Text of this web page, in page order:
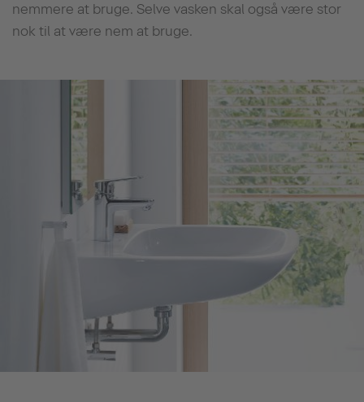
nemmere at bruge. Selve vasken skal også være stor
nok til at være nem at bruge.